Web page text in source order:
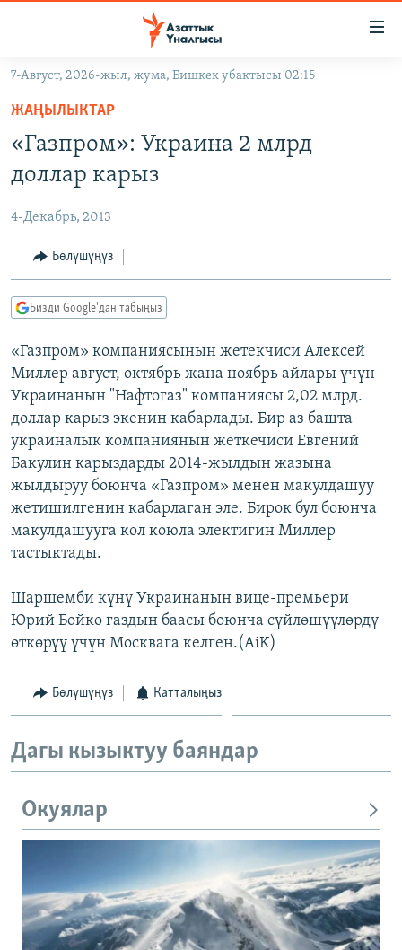
Навигацияга
өтүңүз
Издөөгө
салыңызКЫРГЫЗСТАН
ЭКОНОМИКА
МАДАНИЯТ
БОРБОР АЗИЯ
УКРАИНА
АТАЙЫН ИЛИКТӨӨ
ТВ ПРОГРАММАЛАР
ЭКСПЕРТТЕР ТАЛДАЙТ
БИЗ ЖАНА ДҮЙНӨ
ДАНИСТЕ
ЭЖЕ-СИҢДИЛЕР
ЫҢГАЙСЫЗ СУРООЛОР
ӨЗГӨЧӨ ПИКИР
Русский
ОНЛАЙН ШЕРИНЕ
ЭЕ/АРнун бардык сайттары
7-Август, 2026-жыл, жума, Бишкек убактысы 02:15
ЖАҢЫЛЫКТАР
«Газпром»: Украина 2 млрд
доллар карыз
4-Декабрь, 2013
Бөлүшүңүз
Бизди Google'дан табыңыз
«Газпром» компаниясынын жетекчиси Алексей
Миллер август, октябрь жана ноябрь айлары үчүн
Украинанын "Нафтогаз" компаниясы 2,02 млрд.
доллар карыз экенин кабарлады. Бир аз башта
украиналык компаниянын жеткечиси Евгений
Бакулин карыздарды 2014-жылдын жазына
жылдыруу боюнча «Газпром» менен макулдашуу
жетишилгенин кабарлаган эле. Бирок бул боюнча
макулдашууга кол коюла электигин Миллер
тастыктады.
Шаршемби күнү Украинанын вице-премьери
Юрий Бойко газдын баасы боюнча сүйлөшүүлөрдү
өткөрүү үчүн Москвага келген.(AiK)
Бөлүшүңүз Катталыңыз
Дагы кызыктуу баяндар
Окуялар